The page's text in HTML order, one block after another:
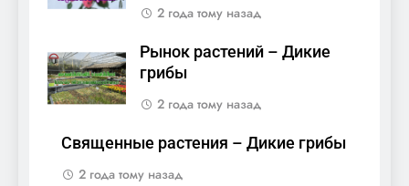
2 года тому назад
Рынок растений – Дикие
грибы
2 года тому назад
Священные растения – Дикие грибы
2 года тому назад